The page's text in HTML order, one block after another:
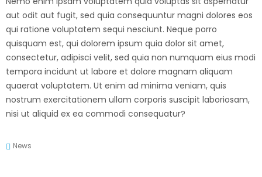
aut odit aut fugit, sed quia consequuntur magni dolores eos
qui ratione voluptatem sequi nesciunt. Neque porro
quisquam est, qui dolorem ipsum quia dolor sit amet,
consectetur, adipisci velit, sed quia non numquam eius modi
tempora incidunt ut labore et dolore magnam aliquam
quaerat voluptatem. Ut enim ad minima veniam, quis
nostrum exercitationem ullam corporis suscipit laboriosam,
nisi ut aliquid ex ea commodi consequatur?
News